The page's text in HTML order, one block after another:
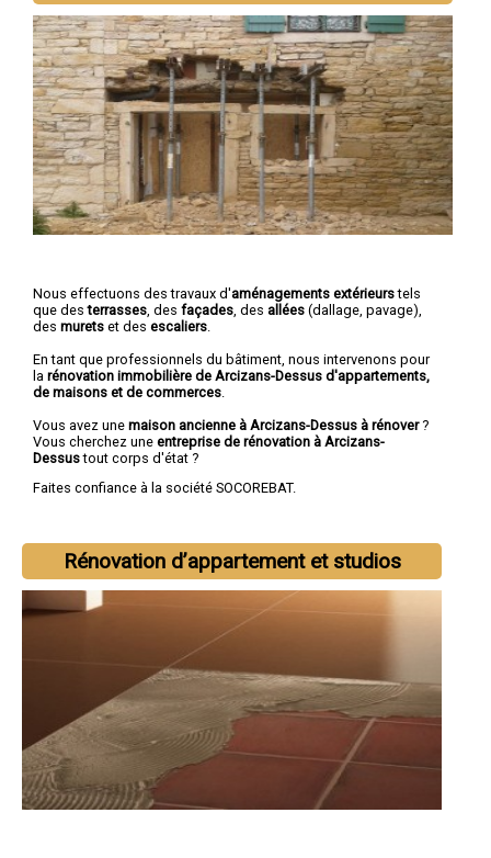
Nous effectuons des travaux d'aménagements extérieurstels
que desterrasses , des façades , des allées (dallage, pavage),
des murets et des escaliers
En tant que professionnels du bâtiment, nous intervenons pour
la rénovation immobilière de Arcizans-Dessus d'appartements,
de maisons et de commerces
Vous avez une maison ancienne à Arcizans-Dessus à rénover?
Vous cherchez une entreprise de rénovation à Arcizans-
Dessustout corps d'état ?
Faites confiance à la société SOCOREBAT.
Rénovation d’appartement et studios